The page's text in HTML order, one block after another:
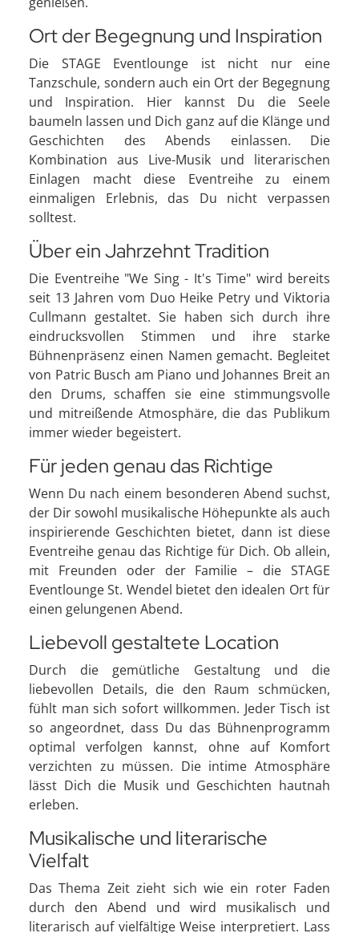
Ort der Begegnung und Inspiration
Die STAGE Eventlounge ist nicht nur eine
Tanzschule, sondern auch ein Ort der Begegnung
und Inspiration. Hier kannst Du die Seele
baumeln lassen und Dich ganz auf die Klänge und
Geschichten des Abends einlassen. Die
Kombination aus Live-Musik und literarischen
Einlagen macht diese Eventreihe zu einem
einmaligen Erlebnis, das Du nicht verpassen
solltest.
Über ein Jahrzehnt Tradition
Die Eventreihe "We Sing - It's Time" wird bereits
seit 13 Jahren vom Duo Heike Petry und Viktoria
Cullmann gestaltet. Sie haben sich durch ihre
eindrucksvollen Stimmen und ihre starke
Bühnenpräsenz einen Namen gemacht. Begleitet
von Patric Busch am Piano und Johannes Breit an
den Drums, schaffen sie eine stimmungsvolle
und mitreißende Atmosphäre, die das Publikum
immer wieder begeistert.
Für jeden genau das Richtige
Wenn Du nach einem besonderen Abend suchst,
der Dir sowohl musikalische Höhepunkte als auch
inspirierende Geschichten bietet, dann ist diese
Eventreihe genau das Richtige für Dich. Ob allein,
mit Freunden oder der Familie – die STAGE
Eventlounge St. Wendel bietet den idealen Ort für
einen gelungenen Abend.
Liebevoll gestaltete Location
Durch die gemütliche Gestaltung und die
liebevollen Details, die den Raum schmücken,
fühlt man sich sofort willkommen. Jeder Tisch ist
so angeordnet, dass Du das Bühnenprogramm
optimal verfolgen kannst, ohne auf Komfort
verzichten zu müssen. Die intime Atmosphäre
lässt Dich die Musik und Geschichten hautnah
erleben.
Musikalische und literarische
Vielfalt
Das Thema Zeit zieht sich wie ein roter Faden
durch den Abend und wird musikalisch und
literarisch auf vielfältige Weise interpretiert. Lass